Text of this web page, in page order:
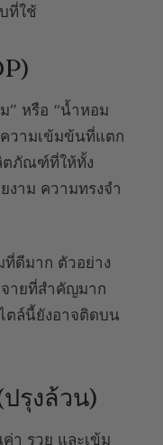
ที่ใช้
” หรือ “น้ำหอม
ความเข้มข้นที่แตก
ตภัณฑ์ที่ให้ทั้ง
งาม ความทรงจำ
ที่ดีมาก ตัวอย่าง
จายที่สำคัญมาก
ตล์นี้ยังอาจติดบน
รุงล้วน)
า รวย และเข้ม